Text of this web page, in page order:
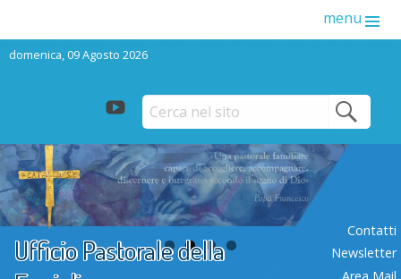
menu
domenica, 09 Agosto 2026
youtube
Skip
to
content
Ufficio Pastorale della
Contatti
Newsletter